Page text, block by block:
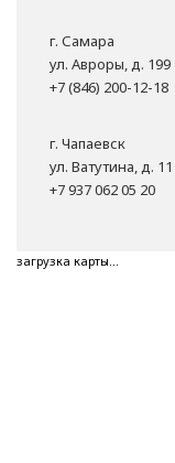
г. Самара
ул. Авроры, д. 199
+7 (846) 200-12-18
г. Чапаевск
ул. Ватутина, д. 11
+7 937 062 05 20
загрузка карты...